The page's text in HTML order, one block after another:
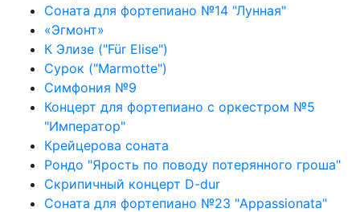
Соната для фортепиано №14 "Лунная"
«Эгмонт»
К Элизе ("Für Elise")
Сурок ("Marmotte")
Симфония №9
Концерт для фортепиано с оркестром №5
"Император"
Крейцерова соната
Рондо "Ярость по поводу потерянного гроша"
Скрипичный концерт D-dur
Соната для фортепиано №23 "Appassionata"